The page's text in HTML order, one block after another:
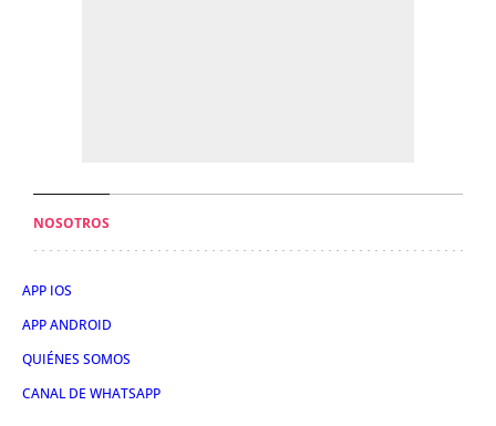
NOSOTROS
APP IOS
APP ANDROID
QUIÉNES SOMOS
CANAL DE WHATSAPP